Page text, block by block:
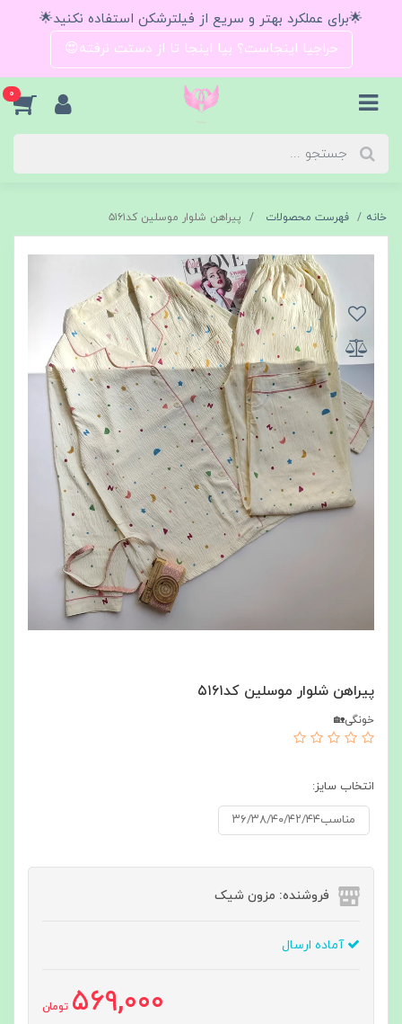
🌟برای عملکرد بهتر و سریع از فیلترشکن استفاده نکنید🌟
حراجیا اینجاست؟ بیا اینجا تا از دستت نرفته😍
0
خانه فهرست محصولات پیراهن شلوار موسلین کد۵۱۶۱
پیراهن شلوار موسلین کد۵۱۶۱
خونگی🏡
انتخاب سایز:
مناسب۳۶/۳۸/۴۰/۴۲/۴۴
فروشنده: مزون شیک
آماده ارسال
569,000 تومان